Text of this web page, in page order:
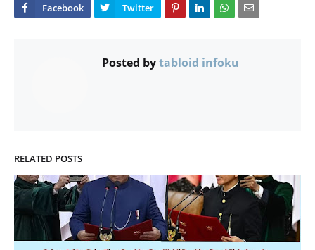
Posted bytabloid infoku
RELATED POSTS